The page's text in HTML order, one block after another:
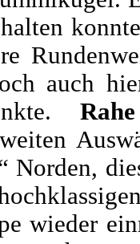
auch
Norden,
wieder